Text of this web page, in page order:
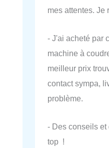
mes attentes. Je
- J'ai acheté par
machine à
meilleur prix
contact sympa,
problème.
- Des conseils et
top !